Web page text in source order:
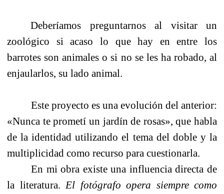
Deberíamos preguntarnos al visitar un
zoológico si acaso lo que hay enentre los
barrotes son animales o si no se les ha robado, al
enjaularlos, su lado animal.
Este proyecto es una evolución del anterior:
«Nunca te prometí un jardín de rosas», que habla
de la identidad utilizando el tema del doble y la
multiplicidad como recurso para cuestionarla.
En mi obra existe una influencia directa de
la literatura. El fotógrafo opera siempre como